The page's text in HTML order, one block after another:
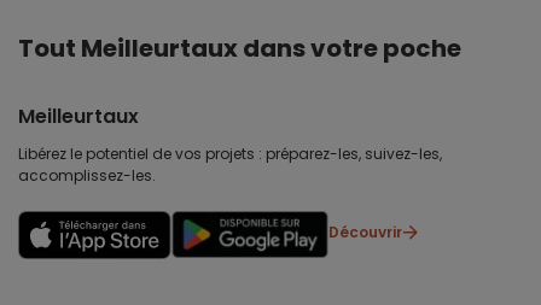
Tout Meilleurtaux dans votre poche
Meilleurtaux
Libérez le potentiel de vos projets : préparez-les, suivez-les,
accomplissez-les.
Découvrir